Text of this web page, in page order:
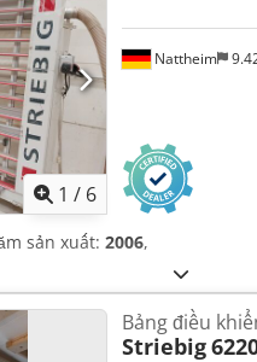
1 / 6
Nattheim
sản xuất: 2006,
Bảng điều
Striebig